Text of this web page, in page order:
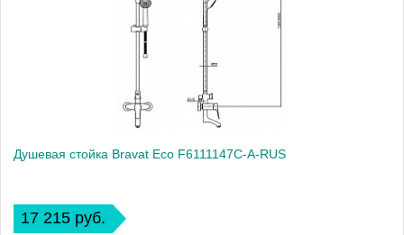
Душевая стойка Bravat Eco F6111147C-A-RUS
17 215 руб.